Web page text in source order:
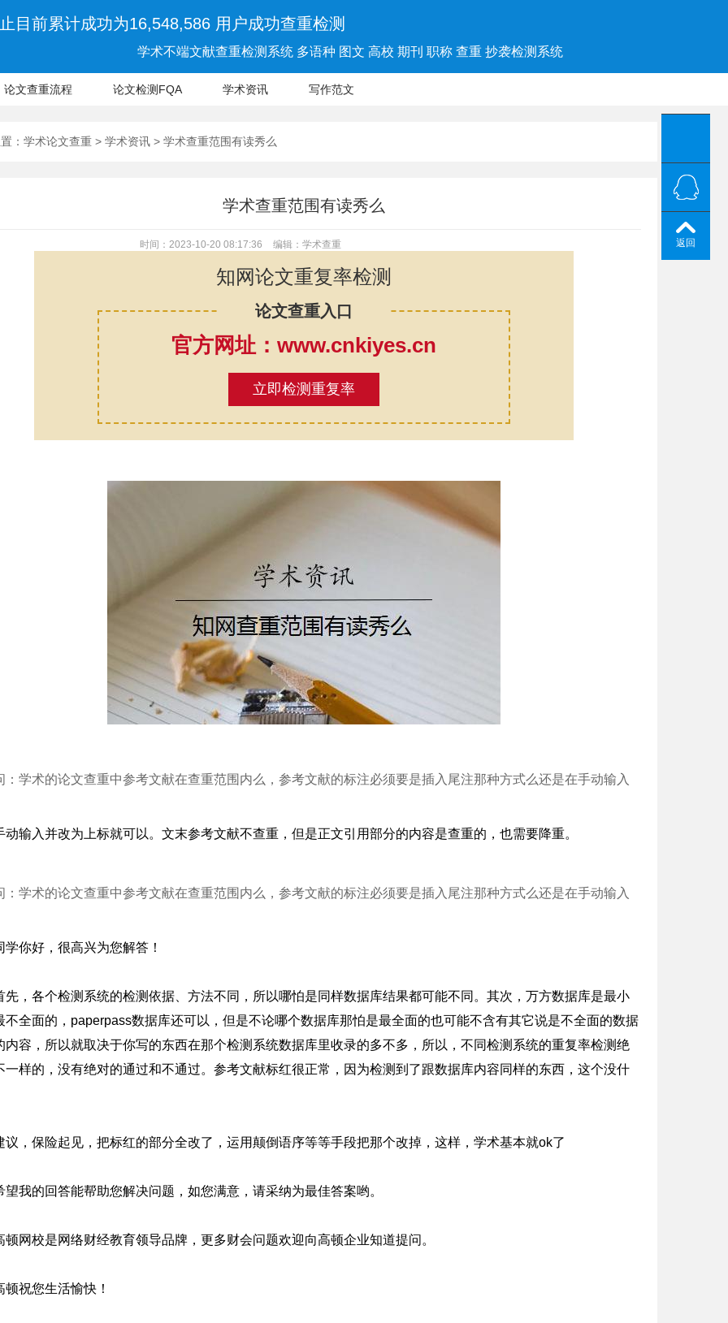
目前累计成功为16,548,586 用户成功查重检测
学术不端文献查重检测系统 多语种 图文 高校 期刊 职称 查重 抄袭检测系统
论文查重流程 论文检测FQA 学术资讯 写作范文
： 学术论文查重 > 学术资讯 > 学术查重范围有读秀么
学术查重范围有读秀么
时间：2023-10-20 08:17:36 编辑：学术查重
知网论文重复率检测
论文查重入口
官方网址：www.cnkiyes.cn
立即检测重复率
：学术的论文查重中参考文献在查重范围内么，参考文献的标注必须要是插入尾注那种方式么还是在手动输入
动输入并改为上标就可以。文末参考文献不查重，但是正文引用部分的内容是查重的，也需要降重。
：学术的论文查重中参考文献在查重范围内么，参考文献的标注必须要是插入尾注那种方式么还是在手动输入
学你好，很高兴为您解答！
先，各个检测系统的检测依据、方法不同，所以哪怕是同样数据库结果都可能不同。其次，万方数据库是最小
不全面的，paperpass数据库还可以，但是不论哪个数据库那怕是最全面的也可能不含有其它说是不全面的数据
内容，所以就取决于你写的东西在那个检测系统数据库里收录的多不多，所以，不同检测系统的重复率检测绝
一样的，没有绝对的通过和不通过。参考文献标红很正常，因为检测到了跟数据库内容同样的东西，这个没什
议，保险起见，把标红的部分全改了，运用颠倒语序等等手段把那个改掉，这样，学术基本就ok了
望我的回答能帮助您解决问题，如您满意，请采纳为最佳答案哟。
顿网校是网络财经教育领导品牌，更多财会问题欢迎向高顿企业知道提问。
顿祝您生活愉快！
返回